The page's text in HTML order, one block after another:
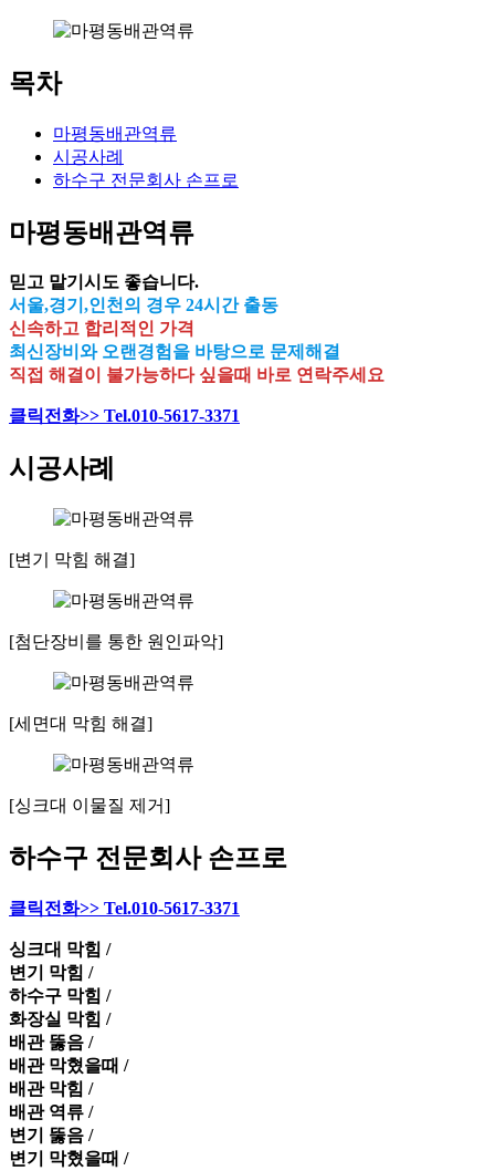
목차
마평동배관역류
시공사례
하수구 전문회사 손프로
마평동배관역류
믿고 맡기시도 좋습니다.
서울,경기,인천의 경우 24시간 출동
신속하고 합리적인 가격
최신장비와 오랜경험을 바탕으로 문제해결
직접 해결이 불가능하다 싶을때 바로 연락주세요
클릭전화>> Tel.010-5617-3371
시공사례
[변기 막힘 해결]
[첨단장비를 통한 원인파악]
[세면대 막힘 해결]
[싱크대 이물질 제거]
하수구 전문회사 손프로
클릭전화>> Tel.010-5617-3371
싱크대 막힘 /
변기 막힘 /
하수구 막힘 /
화장실 막힘 /
배관 뚫음 /
배관 막혔을때 /
배관 막힘 /
배관 역류 /
변기 뚫음 /
변기 막혔을때 /